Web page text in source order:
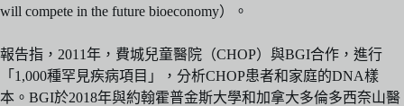
will compete in the future bioeconomy）。
報告指，2011年，費城兒童醫院（CHOP）與BGI合作，進行
「1,000種罕見疾病項目」，分析CHOP患者和家庭的DNA樣
本。BGI於2018年與約翰霍普金斯大學和加拿大多倫多西奈山醫